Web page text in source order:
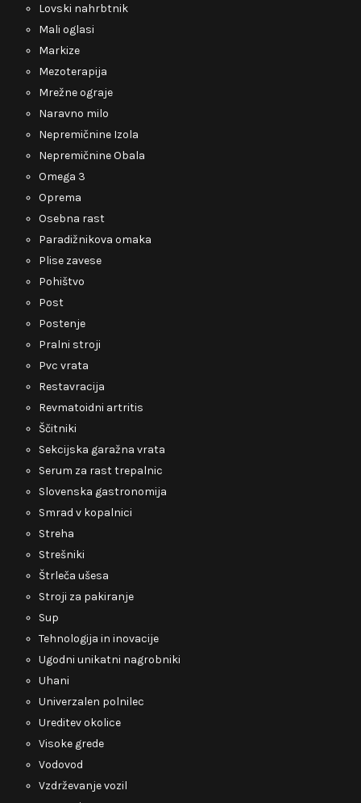
Lovski nahrbtnik
Mali oglasi
Markize
Mezoterapija
Mrežne ograje
Naravno milo
Nepremičnine Izola
Nepremičnine Obala
Omega 3
Oprema
Osebna rast
Paradižnikova omaka
Plise zavese
Pohištvo
Post
Postenje
Pralni stroji
Pvc vrata
Restavracija
Revmatoidni artritis
Ščitniki
Sekcijska garažna vrata
Serum za rast trepalnic
Slovenska gastronomija
Smrad v kopalnici
Streha
Strešniki
Štrleča ušesa
Stroji za pakiranje
Sup
Tehnologija in inovacije
Ugodni unikatni nagrobniki
Uhani
Univerzalen polnilec
Ureditev okolice
Visoke grede
Vodovod
Vzdrževanje vozil